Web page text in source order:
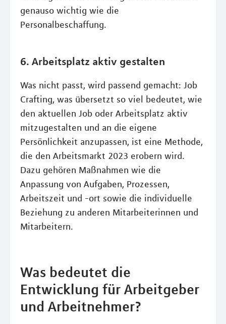
genauso wichtig wie die
Personalbeschaffung.
6. Arbeitsplatz aktiv gestalten
Was nicht passt, wird passend gemacht: Job
Crafting, was übersetzt so viel bedeutet, wie
den aktuellen Job oder Arbeitsplatz aktiv
mitzugestalten und an die eigene
Persönlichkeit anzupassen, ist eine Methode,
die den Arbeitsmarkt 2023 erobern wird.
Dazu gehören Maßnahmen wie die
Anpassung von Aufgaben, Prozessen,
Arbeitszeit und -ort sowie die individuelle
Beziehung zu anderen Mitarbeiterinnen und
Mitarbeitern.
Was bedeutet die
Entwicklung für Arbeitgeber
und Arbeitnehmer?